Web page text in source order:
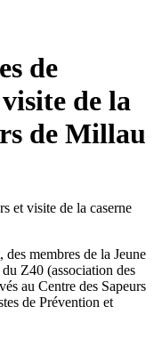
de
de la
de Millau
membres de la Jeune
Z40 (association des
au Centre des Sapeurs
de Prévention et